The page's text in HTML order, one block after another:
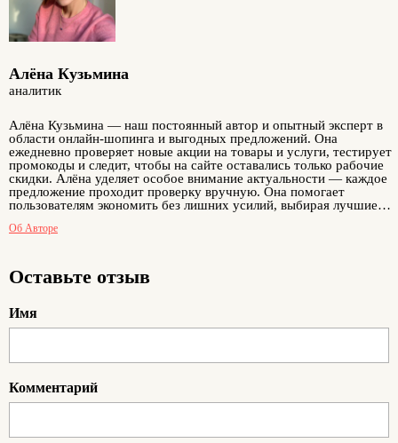
Алёна Кузьмина
аналитик
Алёна Кузьмина — наш постоянный автор и опытный эксперт в
области онлайн-шопинга и выгодных предложений. Она
ежедневно проверяет новые акции на товары и услуги, тестирует
промокоды и следит, чтобы на сайте оставались только рабочие
скидки. Алёна уделяет особое внимание актуальности — каждое
предложение проходит проверку вручную. Она помогает
пользователям экономить без лишних усилий, выбирая лучшие
сайта надёжным источником проверенных скидок. Благодаря
Об Авторе
Оставьте отзыв
Имя
Комментарий